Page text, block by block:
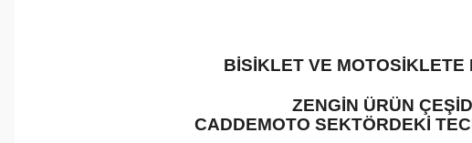
BİSİKLET VE MOTOSİKLETE
ZENGİN ÜRÜN
CADDEMOTO SEKTÖRDEKİ